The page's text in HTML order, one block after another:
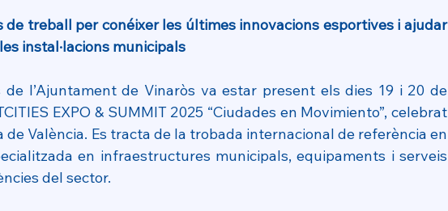
de treball per conéixer les últimes innovacions esportives i ajudar
instal·lacions municipals
de l’Ajuntament de Vinaròs va estar present els dies 19 i 20 de
EXPO & SUMMIT 2025 “Ciudades en Movimiento”, celebrat
de València. Es tracta de la trobada internacional de referència en
en infraestructures municipals, equipaments i serveis
del sector.